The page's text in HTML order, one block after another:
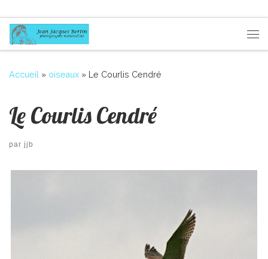
Passer au contenu
Accueil » oiseaux » Le Courlis Cendré
Le Courlis Cendré
par jjb